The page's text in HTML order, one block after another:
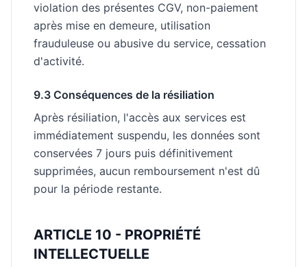
violation des présentes CGV, non-paiement
après mise en demeure, utilisation
frauduleuse ou abusive du service, cessation
d'activité.
9.3 Conséquences de la résiliation
Après résiliation, l'accès aux services est
immédiatement suspendu, les données sont
conservées 7 jours puis définitivement
supprimées, aucun remboursement n'est dû
pour la période restante.
ARTICLE 10 - PROPRIÉTÉ
INTELLECTUELLE